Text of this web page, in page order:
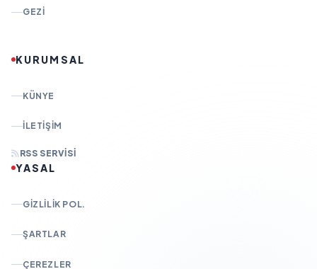
GEZI
KURUMSAL
KÜNYE
İLETIŞIM
RSS SERVISI
YASAL
GIZLILIK POL.
ŞARTLAR
ÇEREZLER